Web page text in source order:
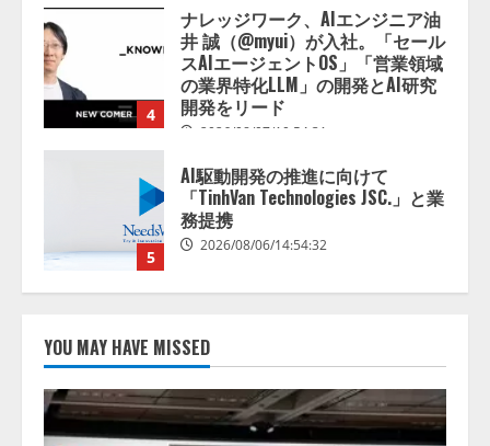
2026/08/07/13:53:50
4
ナレッジワーク、AIエンジニア油
井 誠（@myui）が入社。「セール
スAIエージェントOS」「営業領域
の業界特化LLM」の開発とAI研究
開発をリード
2026/08/07/10:54:31
5
AI駆動開発の推進に向けて
「TinhVan Technologies JSC.」と業
務提携
2026/08/06/14:54:32
1
ォーム「TAIZA」および新サービ
スに関する記者発表会を開催
2026/08/07/17:53:45
YOU MAY HAVE MISSED